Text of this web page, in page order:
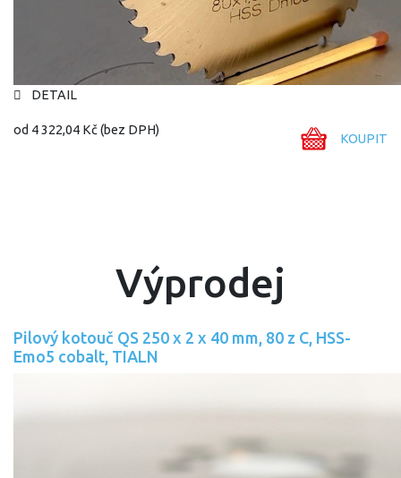
DETAIL
od 4 322,04 Kč(bez DPH)
KOUPIT
Výprodej
Pilový kotouč QS 250 x 2 x 40 mm, 80 z C, HSS-
Emo5 cobalt, TIALN